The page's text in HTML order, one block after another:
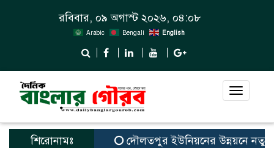
রবিবার, ০৯ অগাস্ট ২০২৬, ০৪:০৮
Arabic Bengali English
Toggle
শিরোনামঃ দৌলতপুর ইউনিয়নের উন্নয়নে নতুন